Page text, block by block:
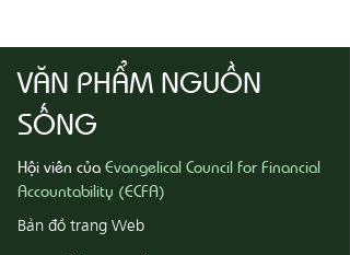
VĂN PHẨM NGUỒN
SỐNG
Hội viên củaEvangelical Council for Financial
Accountability (ECFA)
Bản đồ trang Web